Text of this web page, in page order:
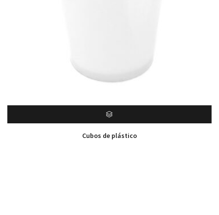
Cubos de plástico